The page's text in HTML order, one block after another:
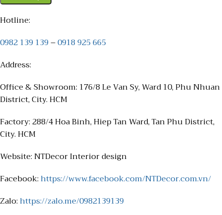
Hotline:
0982 139 139–0918 925 665
Address:
Office & Showroom: 176/8 Le Van Sy, Ward 10, Phu Nhuan
District, City. HCM
Factory: 288/4 Hoa Binh, Hiep Tan Ward, Tan Phu District,
City. HCM
Website: NTDecor Interior design
Facebook:https://www.facebook.com/NTDecor.com.vn/
Zalo:https://zalo.me/0982139139